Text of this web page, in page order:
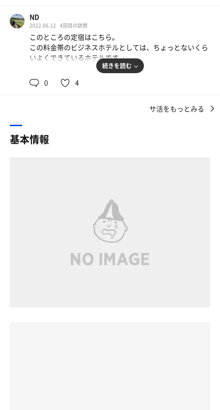
昨日のサ飯にチキン南蛮ボックスを食べた。
配膳の際は深々とお辞儀いただき、好印象。
・朝食バイキング 660円！品数多くてうまい！
・湯上がりの瓶コーヒー牛乳は、なんと100円！
おつとめ品を疑ったが、賞味期限まで9日残っていた。
大浴場には使い放題のフェイスタオルがたんまり積んであ
るので、部屋からタオルを持ち出す必要なし。
・サウナ
この構成…ホテルモントレ姫路のサウナと同じだ。あそこ
では、ストーブガード下部の開口部から、「3P 200V
5kw」のマッキー書きが見えていた。
こちらも、ストーブガードの下部が開いている。
(浴室に誰もいないことを確認して)屈んで開口部を覗き込
瓶の牛乳自販機があったり、紙コップで飲める冷水機、垢
すりタオルにマッサージ機も2台あります。
浴場は洗い場が４つ、お風呂は大きなお風呂が間仕切られ
て2つになったものと、小さなサウナあり。サ室は2人が定
員でTVなし、BGMなしなので沈黙の中蒸されます。
ふと思ったのですが、お風呂を1つ水風呂にしたら、サウ
ナーに流行りそうですね...（庭が見えるのですが、これも
ND
2022.06.12 4回目の訪問
このところの定宿はこちら。
この料金帯のビジネスホテルとしては、ちょっとないくら
いよくできているホテルです。
部屋は単身ビジネスユースには最適化されている（広めの
スペースとデスク、コンセント環境）し、洗濯機も無料
フロントは過去の宿泊データをしっかり確認しており、会
が、それ以外は自分にとってパーフェクトなビジホなので
マッサージチェアがあったりと、できる限りのサービスを
提供されようという姿勢に好感です。
ちなみに翌朝はサウナ稼働しておりません。夜のみです。
続きを読む
0 4
サ活をもっとみる
基本情報